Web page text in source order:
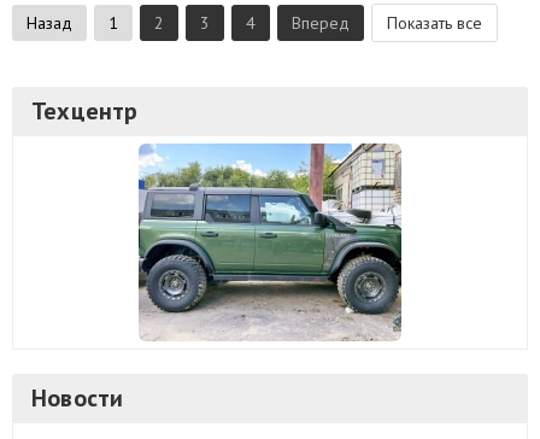
Назад 1 2 3 4 Вперед Показать все
Техцентр
Новости